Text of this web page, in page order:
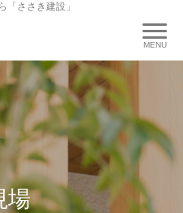
「ささき建設」
場